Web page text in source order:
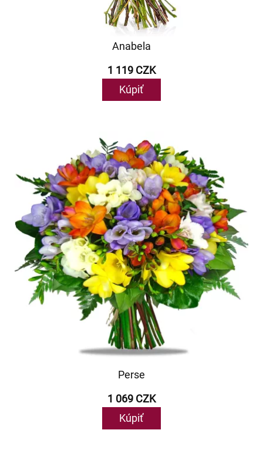
Anabela
1 119 CZK
Kúpiť
Perse
1 069 CZK
Kúpiť